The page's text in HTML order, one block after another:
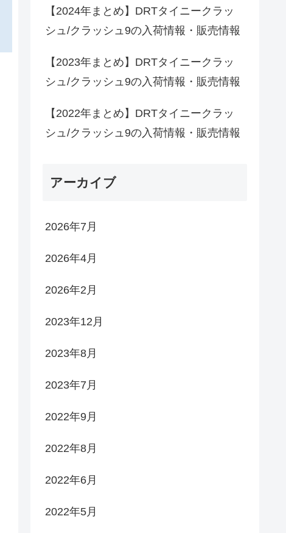
【2024年まとめ】DRTタイニークラッ
シュ/クラッシュ9の入荷情報・販売情報
【2023年まとめ】DRTタイニークラッ
シュ/クラッシュ9の入荷情報・販売情報
【2022年まとめ】DRTタイニークラッ
シュ/クラッシュ9の入荷情報・販売情報
アーカイブ
2026年7月
2026年4月
2026年2月
2023年12月
2023年8月
2023年7月
2022年9月
2022年8月
2022年6月
2022年5月